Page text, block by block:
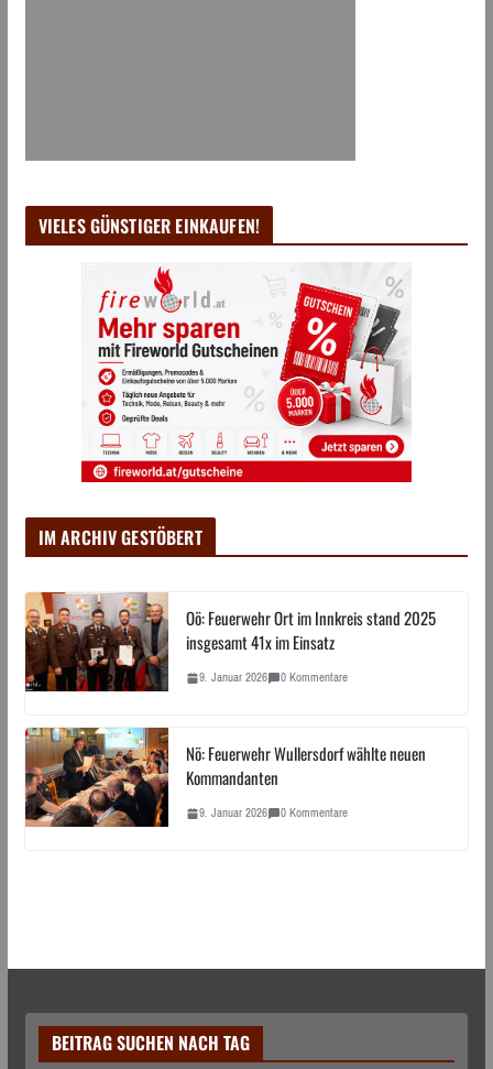
VIELES GÜNSTIGER EINKAUFEN!
IM ARCHIV GESTÖBERT
Oö: Feuerwehr Ort im Innkreis stand 2025
insgesamt 41x im Einsatz
9. Januar 2026 0 Kommentare
Nö: Feuerwehr Wullersdorf wählte neuen
Kommandanten
9. Januar 2026 0 Kommentare
BEITRAG SUCHEN NACH TAG